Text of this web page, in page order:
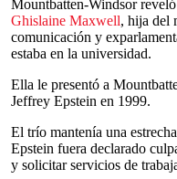
Mountbatten-Windsor
Ghislaine Maxwell, hija del
comunicación y
estaba en la universidad.
Ella le presentó a
Jeffrey Epstein en 1999.
El trío mantenía una
Epstein fuera declarado
y solicitar servicios de